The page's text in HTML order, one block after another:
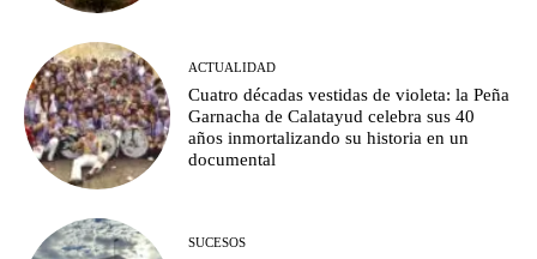
ACTUALIDAD
Cuatro décadas vestidas de violeta: la Peña
Garnacha de Calatayud celebra sus 40
años inmortalizando su historia en un
documental
SUCESOS